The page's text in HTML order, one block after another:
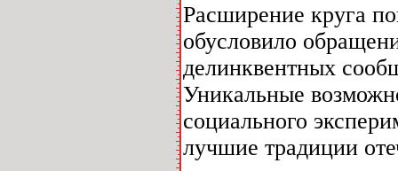
Расширение круга
обусловило
делинквентных
Уникальные
социального
лучшие традиции